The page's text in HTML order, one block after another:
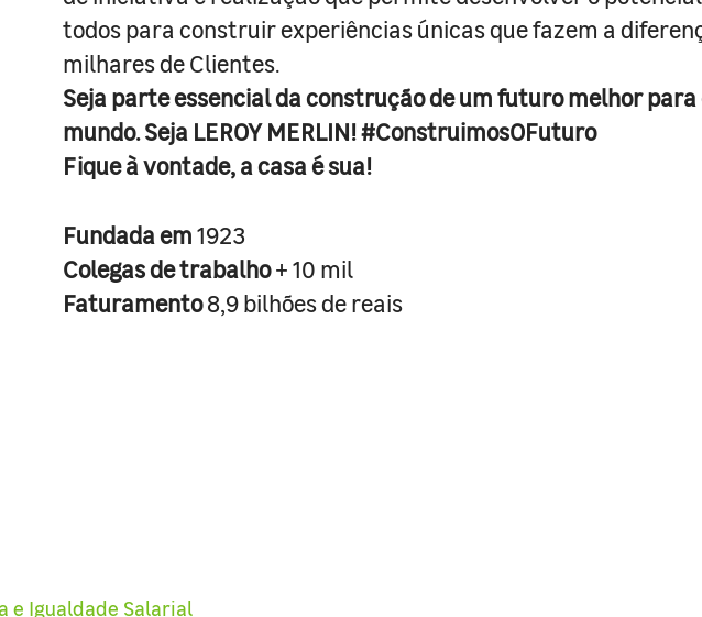
todos para construir experiências únicas que fazem a
milhares de Clientes.
Seja parte essencial da construção de um futuro melhor para
mundo. Seja LEROY MERLIN! #ConstruimosOFuturo
Fique à vontade, a casa é sua!
Fundada em1923
Colegas de trabalho+ 10 mil
Faturamento8,9 bilhões de reais
e Igualdade Salarial